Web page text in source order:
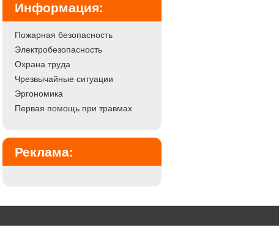
Информация:
Пожарная безопасность
Электробезопасность
Охрана труда
Чрезвычайные ситуации
Эргономика
Первая помощь при травмах
Реклама: